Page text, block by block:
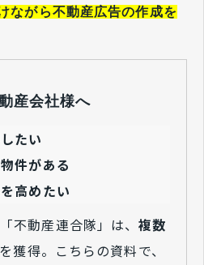
ながら不動産広告の作成を
産会社様へ
たい
件がある
高めたい
不動産連合隊」は、複数
を獲得。こちらの資料で、